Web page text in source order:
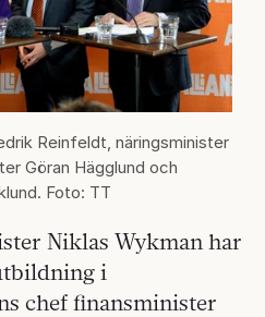
Reinfeldt, näringsminister
Göran Hägglund och
Foto: TT
Niklas Wykman har
i
chef finansminister